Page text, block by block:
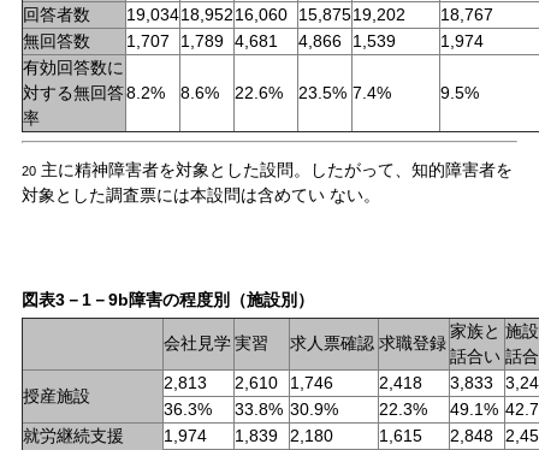
回答者数
19,03418,95216,060 15,87519,202
18,767
無回答数
1,707 1,789 4,681 4,866 1,539
1,974
有効回答数に
対する無回答
率
8.2% 8.6% 22.6% 23.5% 7.4% 9.5%
20主に精神障害者を対象とした設問。したがって、知的障害者を
対象とした調査票には本設問は含めてい ない。
図表3－1－9b障害の程度別（施設別）
会社見学実習 求人票確認 求職登録
家族と
話合い
施
話
授産施設
2,813 2,610 1,746 2,418 3,833
36.3%
33.8% 30.9% 22.3% 49.1%
就労継続支援
1,974 1,839 2,180 1,615 2,848